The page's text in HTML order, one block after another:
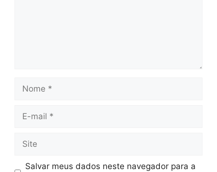
Nome
Site
Salvar meus dados neste navegador para a